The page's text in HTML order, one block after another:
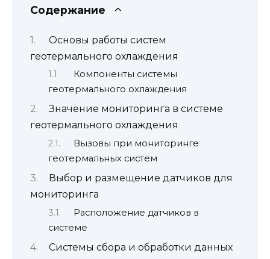
Содержание
Основы работы систем
геотермального охлаждения
Компоненты системы
геотермального охлаждения
Значение мониторинга в системе
геотермального охлаждения
Вызовы при мониторинге
геотермальных систем
Выбор и размещение датчиков для
мониторинга
Расположение датчиков в
системе
Системы сбора и обработки данных